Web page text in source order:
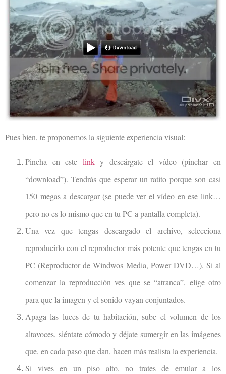
Pues bien, te proponemos la siguiente experiencia visual:
Pincha en este linky descárgate el vídeo (pinchar en
“download”). Tendrás que esperar un ratito porque son casi
150 megas a descargar (se puede ver el vídeo en ese link…
pero no es lo mismo que en tu PC a pantalla completa).
Una vez que tengas descargado el archivo, selecciona
reproducirlo con el reproductor más potente que tengas en tu
PC (Reproductor de Windwos Media, Power DVD…). Si al
comenzar la reproducción ves que se “atranca”, elige otro
para que la imagen y el sonido vayan conjuntados.
Apaga las luces de tu habitación, sube el volumen de los
altavoces, siéntate cómodo y déjate sumergir en las imágenes
que, en cada paso que dan, hacen más realista la experiencia.
Si vives en un piso alto, no trates de emular a los